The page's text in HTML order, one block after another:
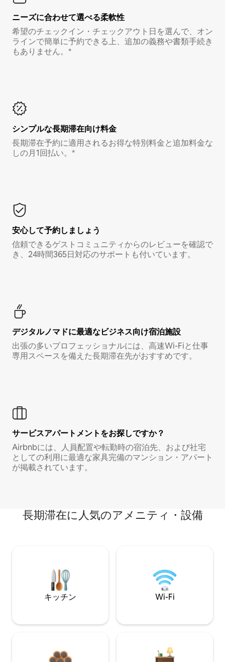
ニーズに合わせて選べる柔軟性
希望のチェックイン・チェックアウト日を選んで、オン
ラインで簡単に予約できる上、追加の義務や書類手続き
もありません。*
シンプルな長期滞在向け料金
長期滞在予約に適用されるお得な特別料金と追加料金な
しの月1回払い。*
安心して予約しましょう
信頼できるゲストコミュニティからのレビューを確認で
き、24時間365日対応のサポートも付いています。
デジタルノマド⁠に最⁠適⁠なビ⁠ジ⁠ネ⁠ス⁠向⁠け宿⁠泊⁠施⁠設
出張の多いプロフェッショナルには、高速Wi-Fiと仕事
専用スペースを備えた長期滞在先がおすすめです。
サービスアパートメントをお探しですか？
Airbnbには、人員配置や転勤時の宿泊先、および社宅
としての利用に最適な家具完備のマンション・アパート
が掲載されています。
長期滞在に人気のアメニティ・設備
キッチン Wi-Fi